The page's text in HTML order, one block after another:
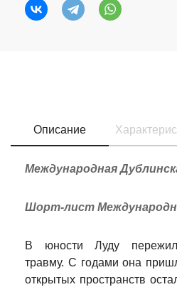
Описание
Международная
Шорт-лист
В юности Луду
травму. С годами она
открытых пространств